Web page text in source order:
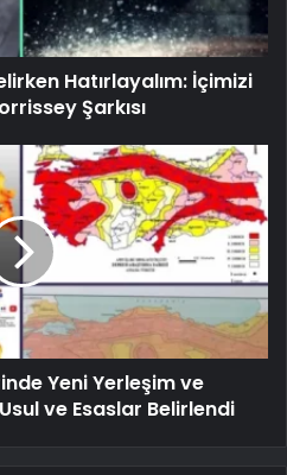
Hatırlayalım: İçimizi
Şarkısı
Yeni Yerleşim ve
ve Esaslar Belirlendi